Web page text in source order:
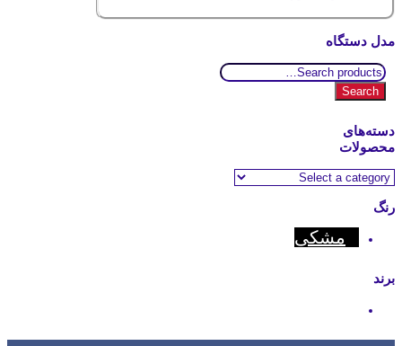
مدل دستگاه
Search
for:
Search
دسته‌های
محصولات
رنگ
مشکی
برند